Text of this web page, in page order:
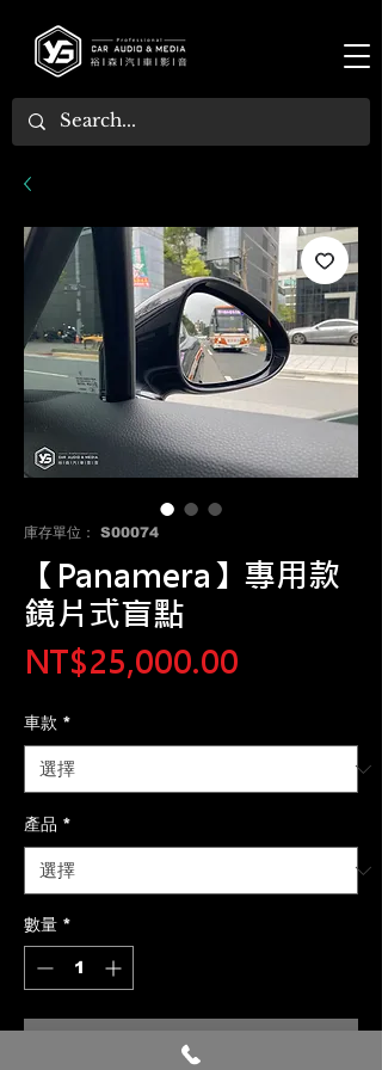
庫存單位： S00074
【Panamera】專用款
鏡片式盲點
NT$25,000.00
車款 *
產品 *
數量 *
新增至購物車